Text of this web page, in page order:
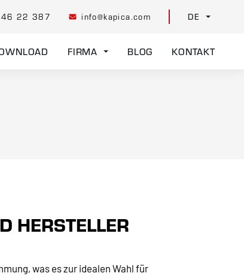
22 387 info@kapica.com DE
FIRMA BLOG KONTAKT
HERSTELLER
was es zur idealen Wahl für